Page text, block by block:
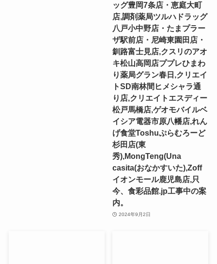
ッグ豊岡7条店・恵庭大町
店,調剤薬局ツルハドラッグ
八戸小中野店・たまプラー
ザ駅前店・尼崎東園田店・
釧路富士見店,クスリのアオ
キ松山高岡店ププレひまわ
り薬局グラン春日,クリエイ
トSD南林間ヒメシャラ通
り店,クリエイトエスディー
松戸馬橋店,ゲオモバイルベ
イシア電器市原八幡店,れん
げ食堂Toshuぷらむろーど
杉田店(東
秀),MongTeng(Una
casita(おなかすいた),Zoff
イオンモール鹿児島店,只
今、食彩品館.jp工事中の案
内。
2024年9月2日